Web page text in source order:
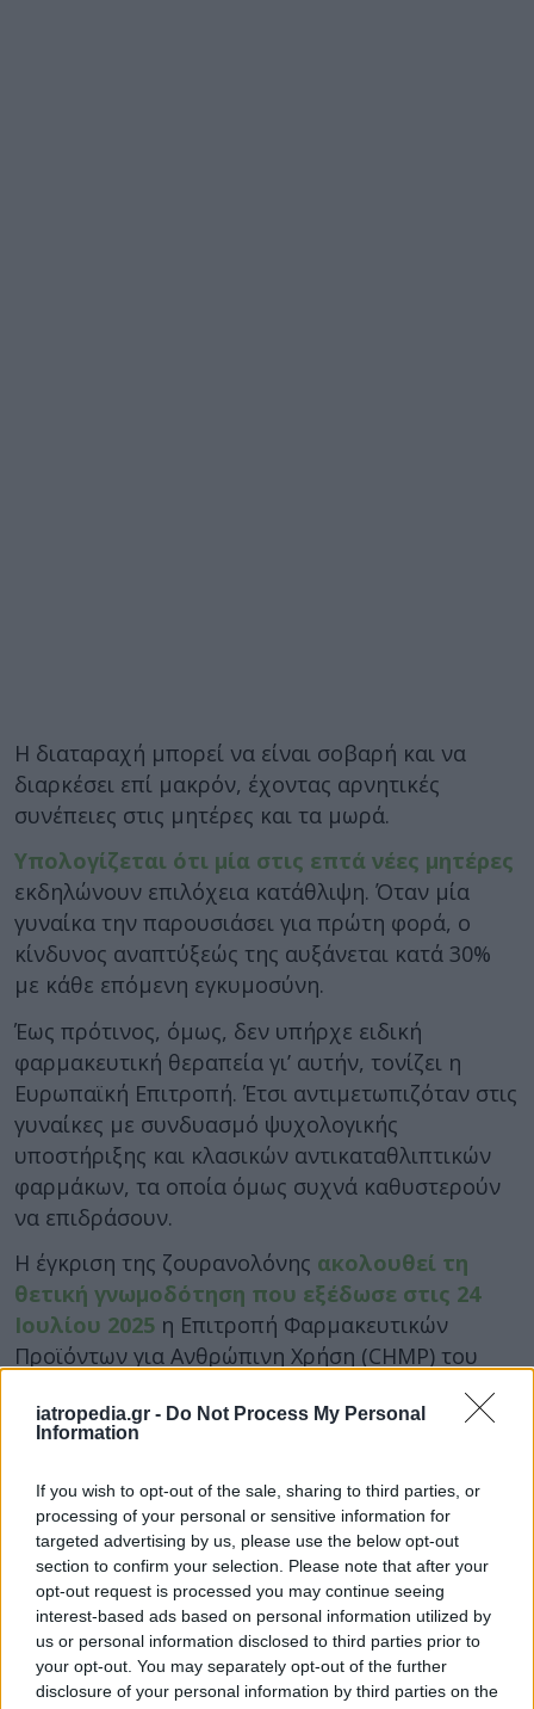
iatropedia.gr - Do Not Process My Personal
Information
If you wish to opt-out of the sale, sharing to third parties, or
processing of your personal or sensitive information for
targeted advertising by us, please use the below opt-out
section to confirm your selection. Please note that after your
opt-out request is processed you may continue seeing
interest-based ads based on personal information utilized by
us or personal information disclosed to third parties prior to
your opt-out. You may separately opt-out of the further
disclosure of your personal information by third parties on the
Η διαταραχή μπορεί να είναι σοβαρή και να
διαρκέσει επί μακρόν, έχοντας αρνητικές
συνέπειες στις μητέρες και τα μωρά.
Υπολογίζεται ότι μία στις επτά νέες μητέρες
εκδηλώνουν επιλόχεια κατάθλιψη. Όταν μία
γυναίκα την παρουσιάσει για πρώτη φορά, ο
κίνδυνος αναπτύξεώς της αυξάνεται κατά 30%
με κάθε επόμενη εγκυμοσύνη.
Έως πρότινος, όμως, δεν υπήρχε ειδική
φαρμακευτική θεραπεία γι’ αυτήν, τονίζει η
Ευρωπαϊκή Επιτροπή. Έτσι αντιμετωπιζόταν στις
γυναίκες με συνδυασμό ψυχολογικής
υποστήριξης και κλασικών αντικαταθλιπτικών
φαρμάκων, τα οποία όμως συχνά καθυστερούν
να επιδράσουν.
Η έγκριση της ζουρανολόνης ακολουθεί τη
θετική γνωμοδότηση που εξέδωσε στις 24
Ιουλίου 2025 η Επιτροπή Φαρμακευτικών
Προϊόντων για Ανθρώπινη Χρήση (CHMP) του
Το νέο φάρμακο θα διατεθεί στην ΕΕ σε
εμπορική ονομασία του θα είναι Zurzuvae. Η
χορήγησή του θα γίνεται αποκλειστικά με
ιατρική συνταγή.
Επιπλέον, έχει ορισμένες ανεπιθύμητες
ενέργειες, οι οποίες αναγράφονται στο φύλλο
οδηγιών χρήσεως. Δεν ενδείκνυται, τέλος, για τις
γυναίκες με επιλόχεια κατάθλιψη που θηλάζουν